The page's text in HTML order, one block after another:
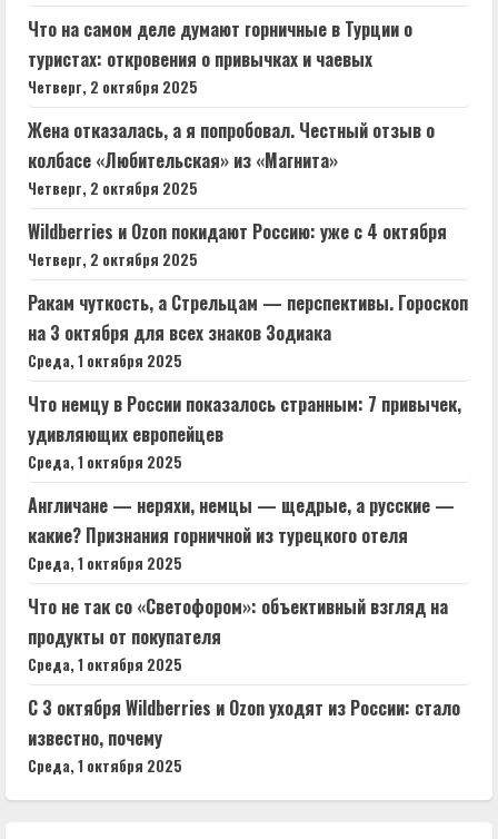
Что на самом деле думают горничные в Турции о
туристах: откровения о привычках и чаевых
Четверг, 2 октября 2025
Жена отказалась, а я попробовал. Честный отзыв о
колбасе «Любительская» из «Магнита»
Четверг, 2 октября 2025
Wildberries и Ozon покидают Россию: уже с 4 октября
Четверг, 2 октября 2025
Ракам чуткость, а Стрельцам — перспективы. Гороскоп
на 3 октября для всех знаков Зодиака
Среда, 1 октября 2025
Что немцу в России показалось странным: 7 привычек,
удивляющих европейцев
Среда, 1 октября 2025
Англичане — неряхи, немцы — щедрые, а русские —
какие? Признания горничной из турецкого отеля
Среда, 1 октября 2025
Что не так со «Светофором»: объективный взгляд на
продукты от покупателя
Среда, 1 октября 2025
С 3 октября Wildberries и Ozon уходят из России: стало
известно, почему
Среда, 1 октября 2025